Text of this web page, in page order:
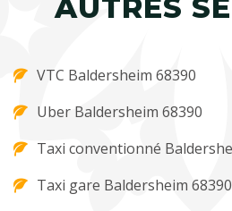
AUTRES
VTC Baldersheim 68390
Uber Baldersheim 68390
Taxi conventionné
Taxi gare Baldersheim 68390